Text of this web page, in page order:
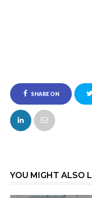
SHARE ON
FACEBOOK
YOU MIGHT ALSO